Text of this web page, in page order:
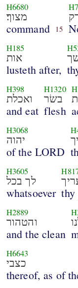
H6680
מצוך׃
command 15
H185
אות
lusteth after,
H398
ואכלת
and eat
H1320
בשׂר
flesh
H3068
יהוה
of the LORD
H3605
לך בכל
whatsoever thy
H2889
והטהור
and the clean
H6643
כצבי
thereof, as of